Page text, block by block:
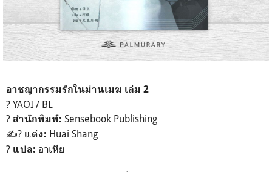
อาชญากรรมรักในม่านเมฆ เล่ม 2
? YAOI / BL
? สำนักพิมพ์: Sensebook Publishing
✍? แต่ง: Huai Shang
? แปล: อาเหีย